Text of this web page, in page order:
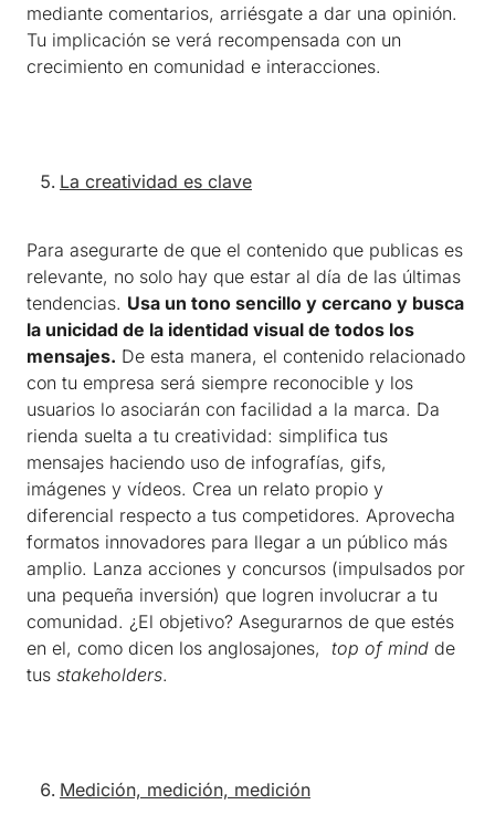
mediante comentarios, arriésgate a dar una opinión.
Tu implicación se verá recompensada con un
crecimiento en comunidad e interacciones.
La creatividad es clave
Para asegurarte de que el contenido que publicas es
relevante, no solo hay que estar al día de las últimas
tendencias. Usa un tono sencillo y cercano y busca
la unicidad de la identidad visual de todos los
mensajes. De esta manera, el contenido relacionado
con tu empresa será siempre reconocible y los
usuarios lo asociarán con facilidad a la marca. Da
rienda suelta a tu creatividad: simplifica tus
mensajes haciendo uso de infografías, gifs,
imágenes y vídeos. Crea un relato propio y
diferencial respecto a tus competidores. Aprovecha
formatos innovadores para llegar a un público más
amplio. Lanza acciones y concursos (impulsados por
una pequeña inversión) que logren involucrar a tu
comunidad. ¿El objetivo? Asegurarnos de que estés
en el, como dicen los anglosajones, top of mind de
tus stakeholders.
Medición, medición, medición